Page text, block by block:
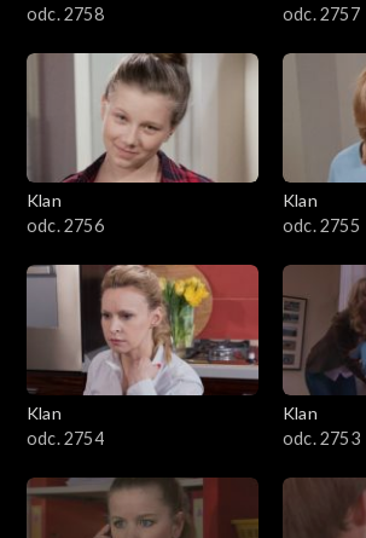
odc. 2758
odc. 2757
Klan
odc. 2756
Klan
odc. 2755
Klan
odc. 2754
Klan
odc. 2753